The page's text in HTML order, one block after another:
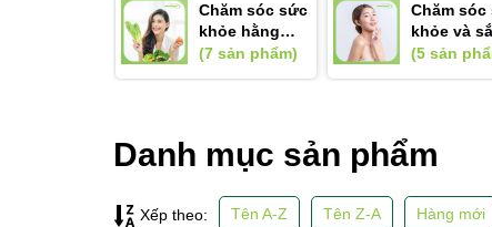
Chăm sóc sức
khỏe hằng
ngày
(7 sản phẩm)
Chăm sóc
khỏe và
đẹp nữ
(5 sản
Danh mục sản phẩm
Xếp theo: Tên A-Z Tên Z-A Hàng mới